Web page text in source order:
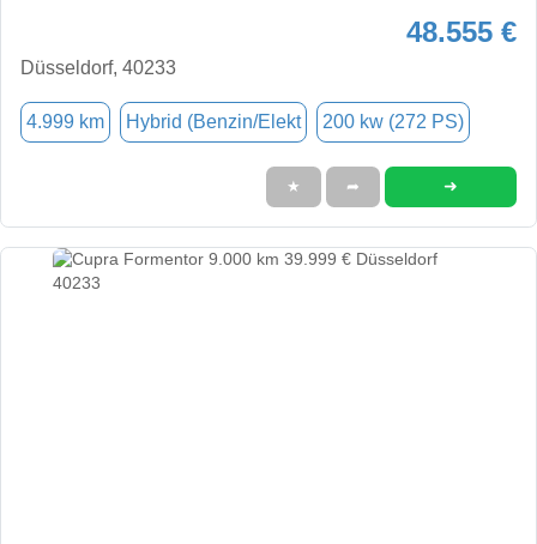
48.555 €
Düsseldorf, 40233
4.999 km Hybrid (Benzin/Elekt 200 kw (272 PS)
★ ➦ ➜